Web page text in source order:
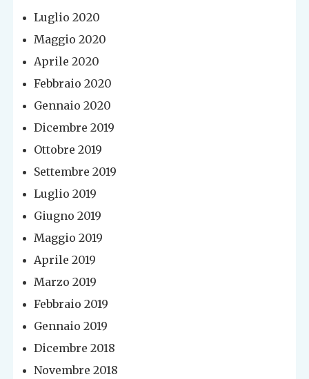
Luglio 2020
Maggio 2020
Aprile 2020
Febbraio 2020
Gennaio 2020
Dicembre 2019
Ottobre 2019
Settembre 2019
Luglio 2019
Giugno 2019
Maggio 2019
Aprile 2019
Marzo 2019
Febbraio 2019
Gennaio 2019
Dicembre 2018
Novembre 2018